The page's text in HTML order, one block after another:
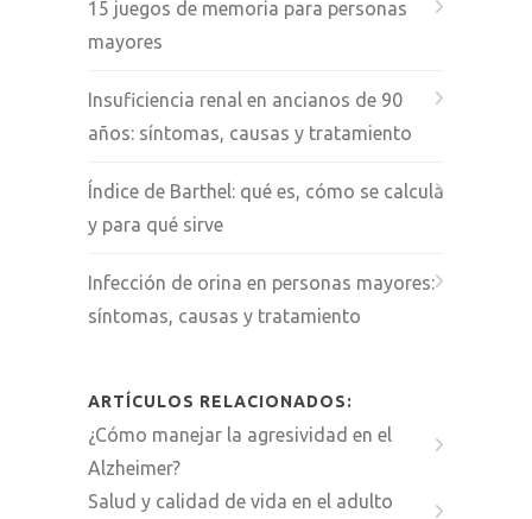
15 juegos de memoria para personas
mayores
Insuficiencia renal en ancianos de 90
años: síntomas, causas y tratamiento
Índice de Barthel: qué es, cómo se calcula
y para qué sirve
Infección de orina en personas mayores:
síntomas, causas y tratamiento
ARTÍCULOS RELACIONADOS:
¿Cómo manejar la agresividad en el
Alzheimer?
Salud y calidad de vida en el adulto